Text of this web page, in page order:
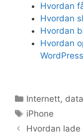
Hvordan
Hvordan
Hvordan
Hvordan
WordPress
Kategorier
Internett,
Stikkord
iPhone
Hvordan